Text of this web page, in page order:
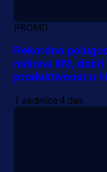
PROMO
Rekordno
miliona KM,
produktivnost u
1 sedmica 4 dan